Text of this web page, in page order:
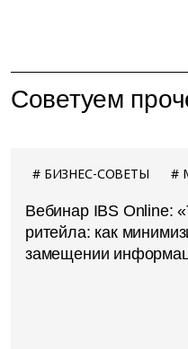
Советуем
БИЗНЕС-СОВЕТЫ
Вебинар IBS Online:
ритейла: как
замещении